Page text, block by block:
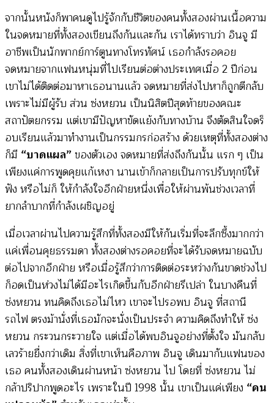
จากนั้นหนังก็พาคนดูไปรู้จักกับชีวิตของคนทั้งสองผ่านเนื้อความ
ในจดหมายที่ทั้งสองเขียนถึงกันและกัน เราได้ทราบว่า อินจู มี
อาชีพเป็นนักพากย์การ์ตูนทางโทรทัศน์ เธอกำลังรอคอย
จดหมายจากแฟนหนุ่มที่ไปเรียนต่อต่างประเทศเมื่อ 2 ปีก่อน
เขาไม่ได้ติดต่อมาหาเธอนานแล้ว จดหมายที่ส่งไปหาก็ถูกตีกลับ
เพราะไม่มีผู้รับ ส่วน ซ่งหยวน เป็นนิสิตปีสุดท้ายของคณะ
สถาปัตยกรรม แต่เขามีปัญหาขัดแย้งกับทางบ้าน จึงตัดสินใจดร็
อบเรียนแล้วมาทำงานเป็นกรรมกรก่อสร้าง ด้วยเหตุที่ทั้งสองต่าง
ก็มี “บาดแผล”ของตัวเอง จดหมายที่ส่งถึงกันนั้น แรก ๆ เป็น
เพียงแค่การพูดคุยแก้เหงา นานเข้าก็กลายเป็นการปรับทุกข์ให้
ฟัง หรือไม่ก็ ให้กำลังใจอีกฝ่ายหนึ่งเพื่อให้ผ่านพ้นช่วงเวลาที่
ยากลำบากที่กำลังเผชิญอยู่
เมื่อเวลาผ่านไปความรู้สึกที่ทั้งสองมีให้กันเริ่มที่จะลึกซึ้งมากกว่า
แค่เพื่อนคุยธรรมดา ทั้งสองต่างรอคอยที่จะได้รับจดหมายฉบับ
ต่อไปจากอีกฝ่าย หรือเมื่อรู้สึกว่าการติดต่อระหว่างกันขาดช่วงไป
ก็อดเป็นห่วงไม่ได้มีอะไรเกิดขึ้นกับอีกฝ่ายรึเปล่า ในบางคืนที่
ซ่งหยวน ทนคิดถึงเธอไม่ไหว เขาจะไปรอพบ อินจู ที่สถานี
รถไฟ ตรงม้านั่งที่เธอมักจะนั่งเป็นประจำ ความคิดถึงทำให้ ซ่ง
หยวน กระวนกระวายใจ แต่เมื่อได้พบอินจูอย่างที่ตั้งใจ มันกลับ
เลวร้ายยื่งกว่าเดิม สิ่งที่เขาเห็นคือภาพ อินจู เดินมากับแฟนของ
เธอ คนทั้งสองเดินผ่านหน้า ซ่งหยวน ไป โดยที่ ซ่งหยวน ไม่
กล้าปริปากพูดอะไร เพราะในปี 1998 นั้น เขาเป็นแค่เพียง “คน